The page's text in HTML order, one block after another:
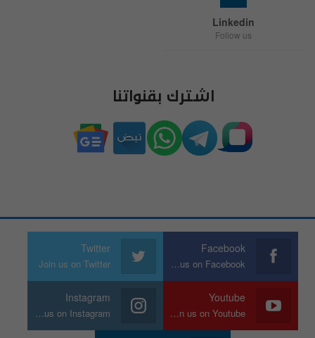
Linkedin
Follow us
اشترك بقنواتنا
Facebook
Join us on Facebook
Twitter
Join us on Twitter
Youtube
Join us on Youtube
Instagram
Join us on Instagram